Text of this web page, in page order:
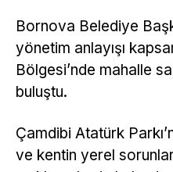
Bornova Belediye
yönetim anlayışı
Bölgesi’nde mahalle
buluştu.
Çamdibi Atatürk
ve kentin yerel